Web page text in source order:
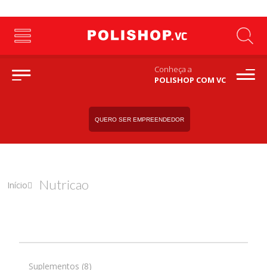
Conheça a
POLISHOP COM VC
QUERO SER EMPREENDEDOR
Início Nutricao
Suplementos (8)